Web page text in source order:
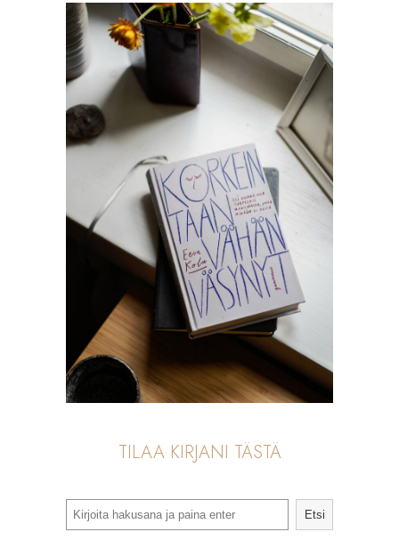
TILAA KIRJANI TÄSTÄ
Etsi